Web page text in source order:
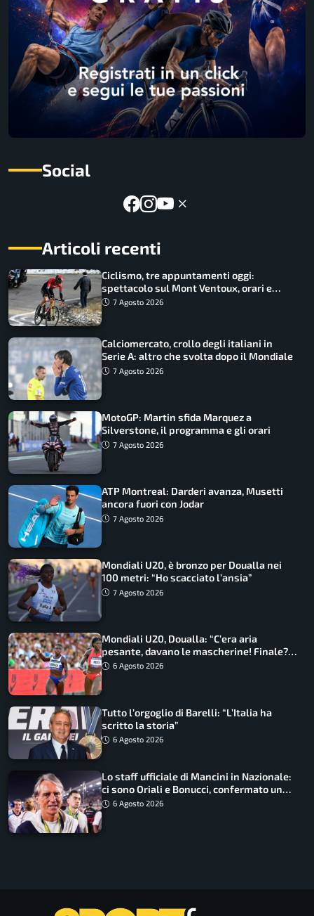
Social
Articoli recenti
Ciclismo, tre appuntamenti oggi:
spettacolo sul Mont Ventoux, orari e
come vederli
7 Agosto 2026
Calciomercato, crollo degli italiani in
Serie A: altro che svolta dopo il Mondiale
7 Agosto 2026
MotoGP: Martin sfida Marquez a
Silverstone, il programma e gli orari
7 Agosto 2026
ATP Montreal: Darderi avanza, Musetti
ancora fuori con Jodar
7 Agosto 2026
Mondiali U20, è bronzo per Doualla nei
100 metri: “Ho scacciato l’ansia”
7 Agosto 2026
Mondiali U20, Doualla: “C’era aria
pesante, davano le mascherine! Finale?
Non ho nulla da perdere”
6 Agosto 2026
Tutto l’orgoglio di Barelli: “L’Italia ha
scritto la storia”
6 Agosto 2026
Lo staff ufficiale di Mancini in Nazionale:
ci sono Oriali e Bonucci, confermato un
ritorno
6 Agosto 2026